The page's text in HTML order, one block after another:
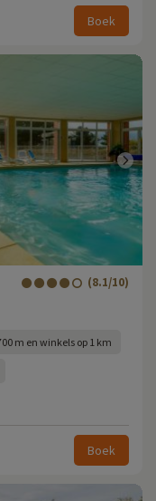
Boek
(8.1/10)
m en winkels op 1 km
Boek